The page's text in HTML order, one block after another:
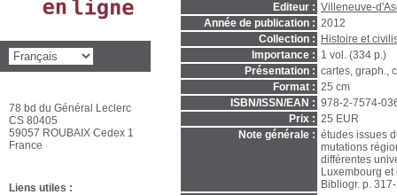
Editeur : Villeneuve-
Année de publication : 2012
Collection :
Histoire et
Importance : 1 vol. (334 p.)
Présentation : cartes, graph.,
Format : 25 cm
ISBN/ISSN/EAN : 978-2-7574-
Prix : 25 EUR
Note générale : études issues
mutations
différentes
Luxembourg
Bibliogr. p.
78 bd du Général Leclerc
CS 80405
59057 ROUBAIX Cedex 1
France
Liens utiles :